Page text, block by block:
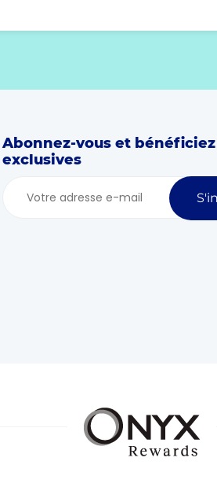
Abonnez-vous et
exclusives